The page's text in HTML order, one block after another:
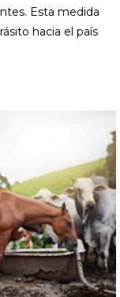
Esta medida
hacia el país